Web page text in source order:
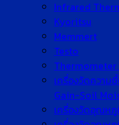
Infrared
Kyoritsu
Memmert
Testo
เครื่องวัดควา
Gain-Soil
เครื่องวัดอุณห